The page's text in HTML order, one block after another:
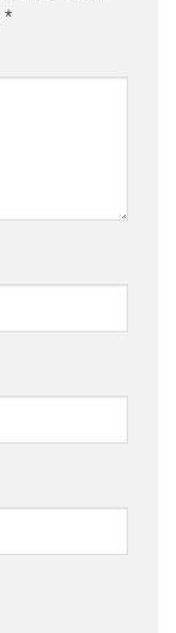
*